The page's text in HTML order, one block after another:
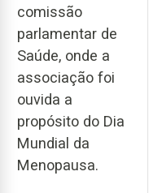
comissão
parlamentar de
Saúde, onde a
associação foi
ouvida a
propósito do Dia
Mundial da
Menopausa.